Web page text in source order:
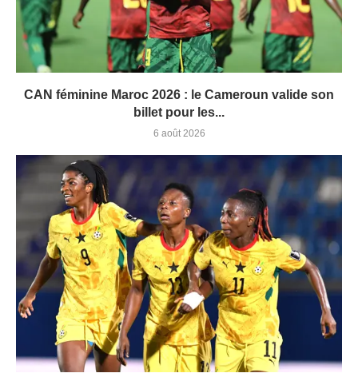
CAN féminine Maroc 2026 : le Cameroun valide son
billet pour les...
6 août 2026